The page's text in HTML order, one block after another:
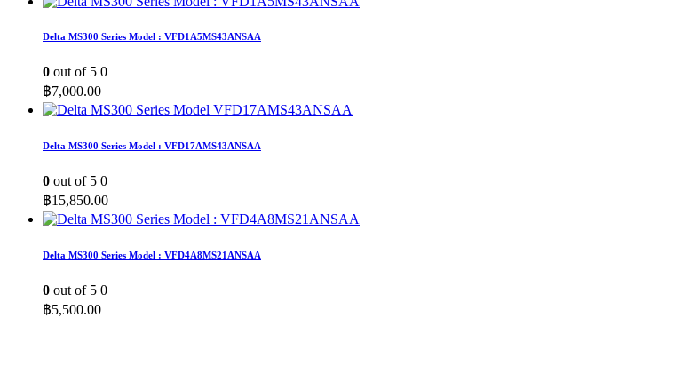
Delta MS300 Series Model : VFD1A5MS43ANSAA
0 out of 5 0
฿7,000.00
Delta MS300 Series Model : VFD17AMS43ANSAA
0 out of 5 0
฿15,850.00
Delta MS300 Series Model : VFD4A8MS21ANSAA
0 out of 5 0
฿5,500.00